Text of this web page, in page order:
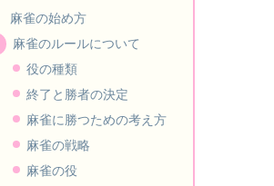
麻雀の始め方
麻雀のルールについて
役の種類
終了と勝者の決定
麻雀に勝つための考え方
麻雀の戦略
麻雀の役